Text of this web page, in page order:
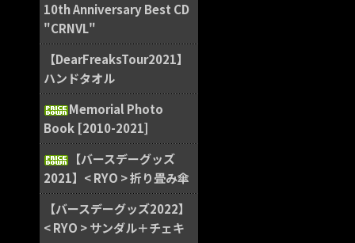
10th Anniversary Best CD
"CRNVL"
【DearFreaksTour2021】
ハンドタオル
Memorial Photo
Book [2010-2021]
【バースデーグッズ
2021】< RYO > 折り畳み傘
【バースデーグッズ2022】
< RYO > サンダル＋チェキ